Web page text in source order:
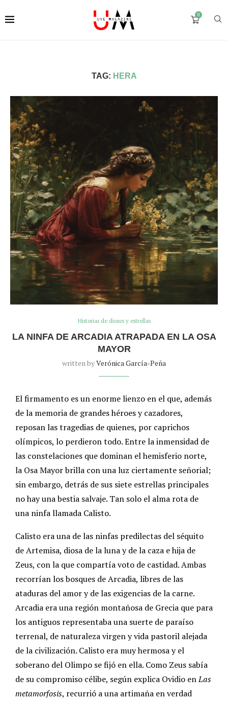
0
TAG: HERA
Historias de dioses y estrellas
LA NINFA DE ARCADIA ATRAPADA EN LA OSA
MAYOR
written byVerónica García-Peña
El firmamento es un enorme lienzo en el que, además
de la memoria de grandes héroes y cazadores,
reposan las tragedias de quienes, por caprichos
olímpicos, lo perdieron todo. Entre la inmensidad de
las constelaciones que dominan el hemisferio norte,
la Osa Mayor brilla con una luz ciertamente señorial;
sin embargo, detrás de sus siete estrellas principales
no hay una bestia salvaje. Tan solo el alma rota de
una ninfa llamada Calisto.
Calisto era una de las ninfas predilectas del séquito
de Artemisa, diosa de la luna y de la caza e hija de
Zeus, con la que compartía voto de castidad. Ambas
recorrían los bosques de Arcadia, libres de las
ataduras del amor y de las exigencias de la carne.
Arcadia era una región montañosa de Grecia que para
los antiguos representaba una suerte de paraíso
terrenal, de naturaleza virgen y vida pastoril alejada
de la civilización. Calisto era muy hermosa y el
soberano del Olimpo se fijó en ella. Como Zeus sabía
de su compromiso célibe, según explica Ovidio enLas
metamorfosis, recurrió a una artimaña en verdad